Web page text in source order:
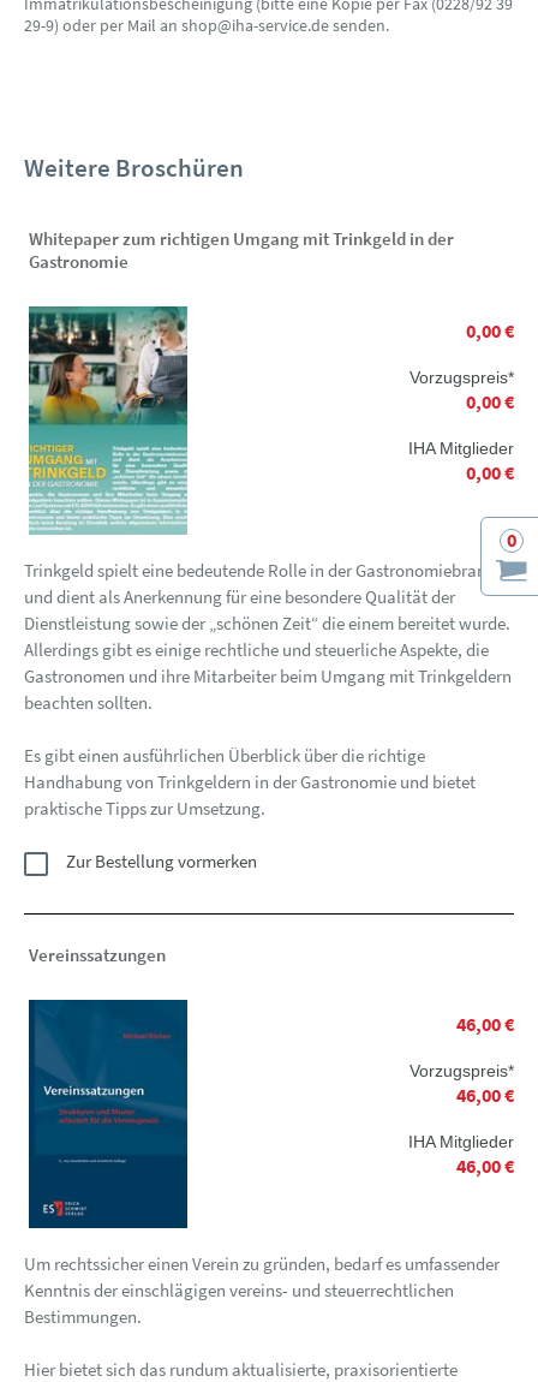
0
29-9) oder per Mail an shop@iha-service.de senden.
Weitere Broschüren
Whitepaper zum richtigen Umgang mit Trinkgeld in der
Gastronomie
0,00 €
Vorzugspreis*
0,00 €
IHA Mitglieder
0,00 €
Trinkgeld spielt eine bedeutende Rolle in der Gastronomiebranche
und dient als Anerkennung für eine besondere Qualität der
Dienstleistung sowie der „schönen Zeit“ die einem bereitet wurde.
Allerdings gibt es einige rechtliche und steuerliche Aspekte, die
Gastronomen und ihre Mitarbeiter beim Umgang mit Trinkgeldern
beachten sollten.
Es gibt einen ausführlichen Überblick über die richtige
Handhabung von Trinkgeldern in der Gastronomie und bietet
praktische Tipps zur Umsetzung.
Zur Bestellung vormerken
Vereinssatzungen
46,00 €
Vorzugspreis*
46,00 €
IHA Mitglieder
46,00 €
Um rechtssicher einen Verein zu gründen, bedarf es umfassender
Kenntnis der einschlägigen vereins- und steuerrechtlichen
Bestimmungen.
Hier bietet sich das rundum aktualisierte, praxisorientierte